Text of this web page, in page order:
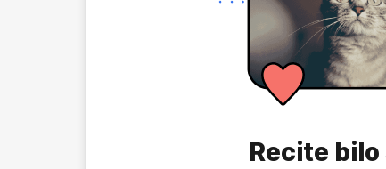
Recite bilo